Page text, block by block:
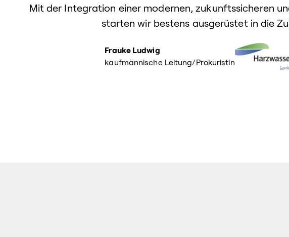
Mit der Integration einer modernen, zukunftssicheren
starten wir bestens ausgerüstet in die
Frauke Ludwig
kaufmännische Leitung/Prokuristin